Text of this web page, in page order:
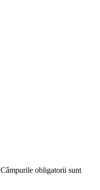
Câmpurile obligatorii sunt